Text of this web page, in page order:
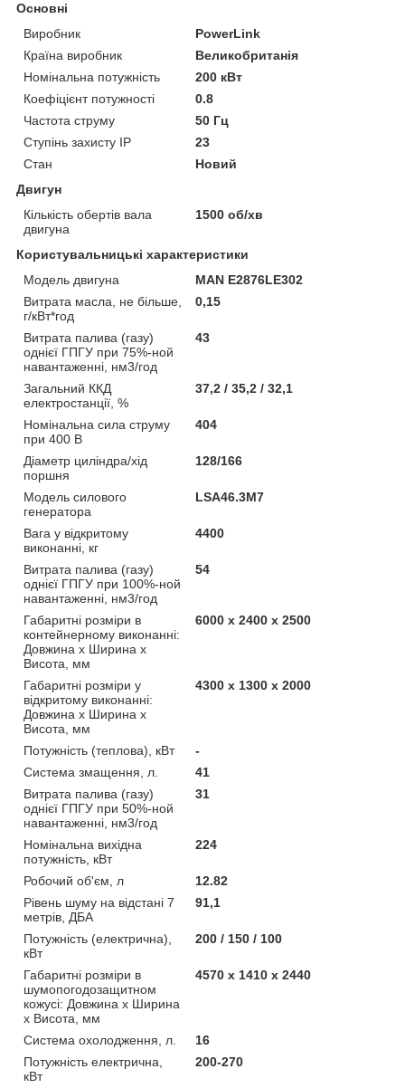
Основні
Виробник
PowerLink
Країна виробник
Великобританія
Номінальна потужність
200 кВт
Коефіцієнт потужності
0.8
Частота струму
50 Гц
Ступінь захисту IP
23
Стан
Новий
Двигун
Кількість обертів вала
двигуна
1500 об/хв
Користувальницькі характеристики
Модель двигуна
MAN E2876LE302
Витрата масла, не більше,
г/кВт*год
0,15
Витрата палива (газу)
однієї ГПГУ при 75%-ной
навантаженні, нм3/год
43
Загальний ККД
електростанції, %
37,2 / 35,2 / 32,1
Номінальна сила струму
при 400 В
404
Діаметр циліндра/хід
поршня
128/166
Модель силового
генератора
LSA46.3M7
Вага у відкритому
виконанні, кг
4400
Витрата палива (газу)
однієї ГПГУ при 100%-ной
навантаженні, нм3/год
54
Габаритні розміри в
контейнерному виконанні:
Довжина х Ширина х
Висота, мм
6000 х 2400 х 2500
Габаритні розміри у
відкритому виконанні:
Довжина х Ширина х
Висота, мм
4300 х 1300 х 2000
Потужність (теплова), кВт
-
Система змащення, л.
41
Витрата палива (газу)
однієї ГПГУ при 50%-ной
навантаженні, нм3/год
31
Номінальна вихідна
потужність, кВт
224
Робочий об'єм, л
12.82
Рівень шуму на відстані 7
метрів, ДБА
91,1
Потужність (електрична),
кВт
200 / 150 / 100
Габаритні розміри в
шумопогодозащитном
кожусі: Довжина х Ширина
х Висота, мм
4570 х 1410 х 2440
Система охолодження, л.
16
Потужність електрична,
кВт
200-270